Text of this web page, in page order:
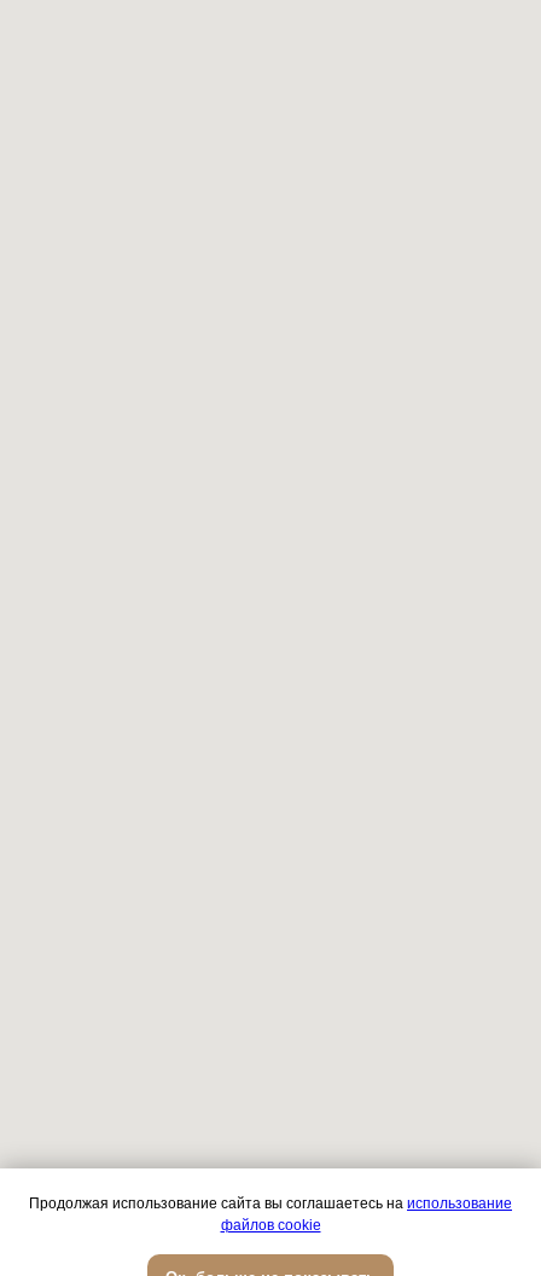
Продолжая использование сайта вы соглашаетесь на использование
файлов cookie